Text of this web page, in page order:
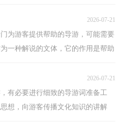
2026-07-21
为游客提供帮助的导游，可能需要
一种解说的文体，它的作用是帮助
2026-07-21
有必要进行细致的导游词准备工
想，向游客传播文化知识的讲解